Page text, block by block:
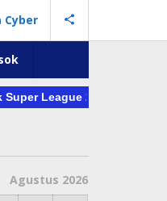
Cyber
2026/2027
Agustus 2026